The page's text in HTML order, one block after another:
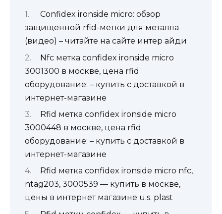
Confidex ironside micro: обзор
защищенной rfid-метки для металла
(видео) – читайте на сайте интер айди
Nfc метка confidex ironside micro
3001300 в москве, цена rfid
оборудование: – купить с доставкой в
интернет-магазине
Rfid метка confidex ironside micro
3000448 в москве, цена rfid
оборудование: – купить с доставкой в
интернет-магазине
Rfid метка confidex ironside micro nfc,
ntag203, 3000539 — купить в москве,
цены в интернет магазине u.s. plast